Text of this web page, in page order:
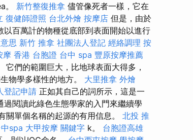
。 新竹整復推拿 儘管像死者一樣，它在
復健師證照 台北外燴 按摩店 但是，由於
以百萬計的物種從底部到表面開始以進行
思 新竹 推拿 社團法人登記 經絡調理 按
摩 香港 台胞證 台中 spa 豐原按摩推薦
們的範圍巨大，比地球表面大得多，
物學多樣性的地方。 大里推拿 外燴
登記申請 正如其自己的詞所示，這是一
過閱讀此綠色生態學家的入門來繼續學
關單個名稱的起源的有用信息。 北投 推
spa 大甲按摩 關鍵字 k。 台胞證高雄